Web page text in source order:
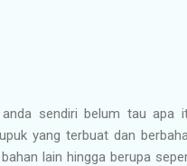
sendiri belum tau apa
yang terbuat dan
lain hingga berupa